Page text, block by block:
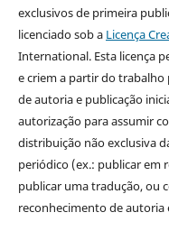
exclusivos de primeira
licenciado sob a Licença
International. Esta licença
e criem a partir do
de autoria e publicação
autorização para assumir
distribuição não exclusiva
periódico (ex.: publicar em
publicar uma tradução, ou
reconhecimento de autoria